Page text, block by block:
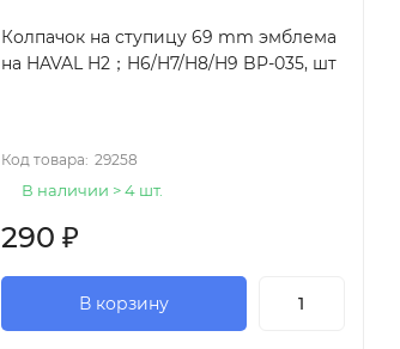
Колпачок на ступицу 69 mm эмблема
на HAVAL H2；H6/H7/H8/H9 BP-035, шт
Код товара: 29258
В наличии > 4 шт.
290₽
В корзину